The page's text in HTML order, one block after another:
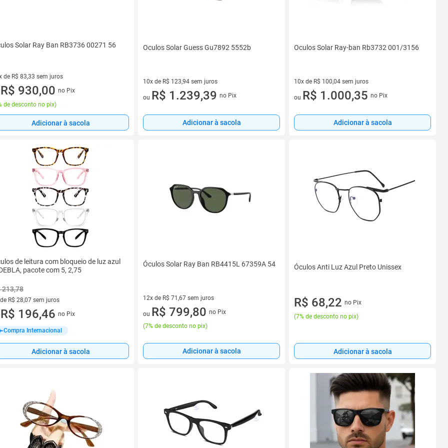
Solar Ray Ban RB3736 00271 56
de R$ 83,33 sem juros
vez de R$ 83,33 sem juros
R$ 930,00 no Pix
de desconto no pix)
Adicionar à sacola
Oculos Solar Guess Gu7892 5552b
10x de R$ 123,94 sem juros
10 vez de R$ 123,94 sem juros
ou R$ 1.239,39 no Pix
Adicionar à sacola
Oculos Solar Ray-ban Rb3732 001/3156
10x de R$ 100,04 sem juros
10 vez de R$ 100,04 sem juros
ou R$ 1.000,35 no Pix
Adicionar à sacola
de leitura com bloqueio de luz azul
pacote com 5, 2,75
213,78
R$ 28,07 sem juros
de R$ 28,07 sem juros
R$ 196,46 no Pix
Compra Internacional
Adicionar à sacola
Óculos Solar Ray Ban RB4415L 67359A 54
12x de R$ 71,67 sem juros
12 vez de R$ 71,67 sem juros
ou R$ 799,80 no Pix
(7% de desconto no pix)
Adicionar à sacola
Óculos Anti Luz Azul Preto Unissex
R$ 68,22 no Pix
(7% de desconto no pix)
Adicionar à sacola